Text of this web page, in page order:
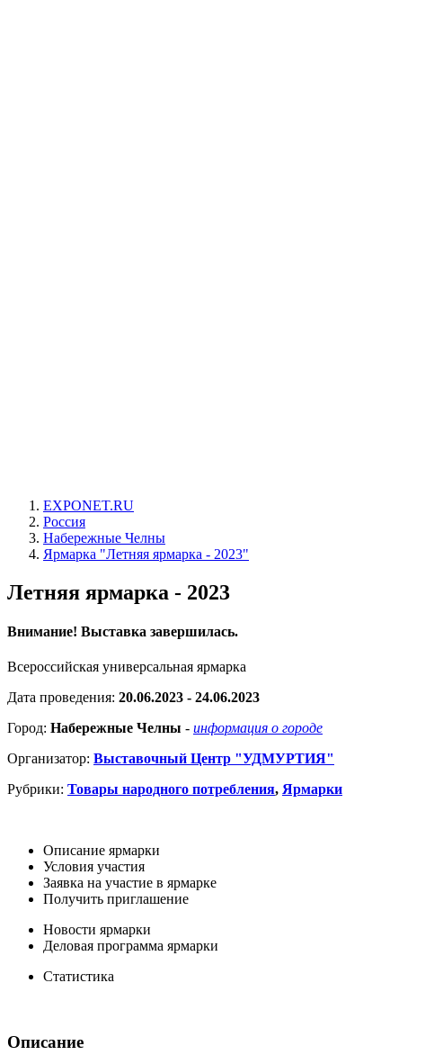
EXPONET.RU
Россия
Набережные Челны
Ярмарка "Летняя ярмарка - 2023"
Летняя ярмарка - 2023
Внимание! Выставка завершилась.
Всероссийская универсальная ярмарка
Дата проведения: 20.06.2023 - 24.06.2023
Город: Набережные Челны - информация о городе
Организатор: Выставочный Центр "УДМУРТИЯ"
Рубрики: Товары народного потребления, Ярмарки
Описание ярмарки
Условия участия
Заявка на участие в ярмарке
Получить приглашение
Новости ярмарки
Деловая программа ярмарки
Статистика
Описание